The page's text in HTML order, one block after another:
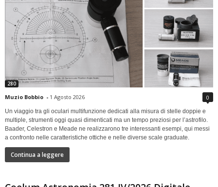
280
Muzio Bobbio - 1 Agosto 2026 0
Un viaggio tra gli oculari multifunzione dedicati alla misura di stelle doppie e
multiple, strumenti oggi quasi dimenticati ma un tempo preziosi per l’astrofilo.
Baader, Celestron e Meade ne realizzarono tre interessanti esempi, qui messi
a confronto nelle caratteristiche ottiche e nelle diverse scale graduate.
Continua a leggere